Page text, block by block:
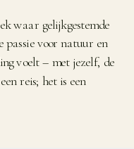
waar gelijkgestemde
passie voor natuur en
voelt – met jezelf, de
reis; het is een